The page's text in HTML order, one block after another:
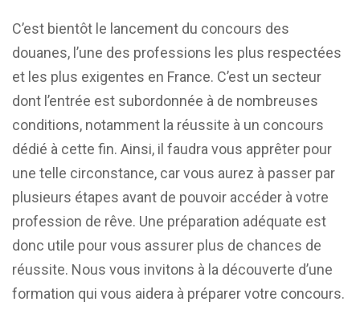
C’est bientôt le lancement du concours des
douanes, l’une des professions les plus respectées
et les plus exigentes en France. C’est un secteur
dont l’entrée est subordonnée à de nombreuses
conditions, notamment la réussite à un concours
dédié à cette fin. Ainsi, il faudra vous apprêter pour
une telle circonstance, car vous aurez à passer par
plusieurs étapes avant de pouvoir accéder à votre
profession de rêve. Une préparation adéquate est
donc utile pour vous assurer plus de chances de
réussite. Nous vous invitons à la découverte d’une
formation qui vous aidera à préparer votre concours.